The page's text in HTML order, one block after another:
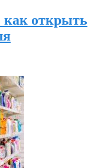
как открыть